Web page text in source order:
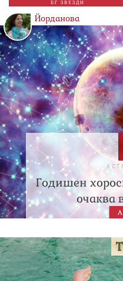
БГ ЗВЕЗДИ
Йорданова
Годишен
очаква